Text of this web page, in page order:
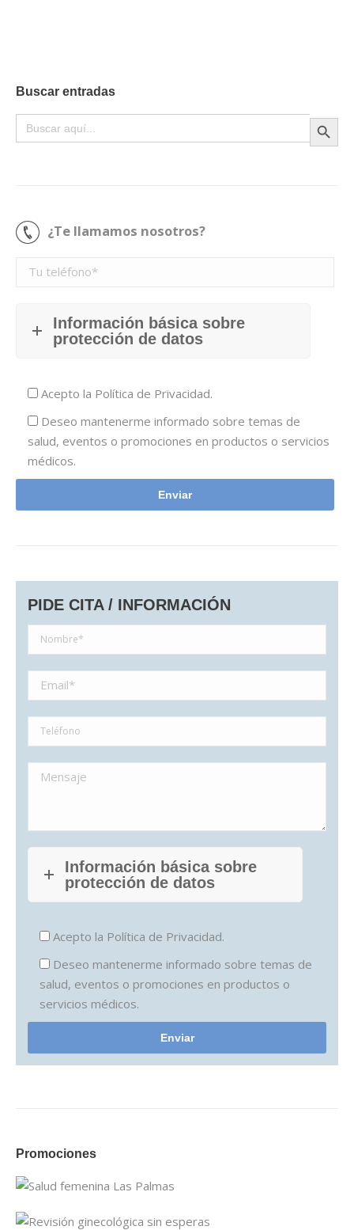
Buscar entradas
Buscar: Botón de
¿Te llamamos nosotros?
Información básica sobre
protección de datos
Acepto la Política de Privacidad.
Deseo mantenerme informado sobre temas de
salud, eventos o promociones en productos o servicios
médicos.
PIDE CITA / INFORMACIÓN
Información básica sobre
protección de datos
Acepto la Política de Privacidad.
Deseo mantenerme informado sobre temas de
salud, eventos o promociones en productos o
servicios médicos.
Promociones